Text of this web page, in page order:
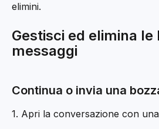
elimini.
Gestisci ed elimina le
messaggi
Continua o invia una
1. Apri la conversazione con